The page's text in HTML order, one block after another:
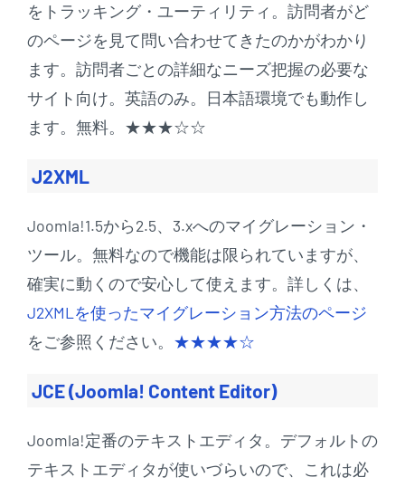
をトラッキング・ユーティリティ。訪問者がど
のページを見て問い合わせてきたのかがわかり
ます。訪問者ごとの詳細なニーズ把握の必要な
サイト向け。英語のみ。日本語環境でも動作し
ます。無料。★★★☆☆
J2XML
Joomla!1.5から2.5、3.xへのマイグレーション・
ツール。無料なので機能は限られていますが、
確実に動くので安心して使えます。詳しくは、
J2XMLを使ったマイグレーション方法のページ
をご参照ください。 ★★★★☆
JCE (Joomla! Content Editor)
Joomla!定番のテキストエディタ。デフォルトの
テキストエディタが使いづらいので、これは必